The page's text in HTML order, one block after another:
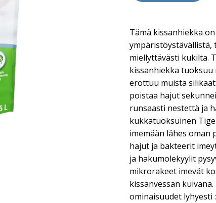
Tämä kissanhiekka
ympäristöystävällistä,
miellyttävästi kukilta.
kissanhiekka
erottuu muista
poistaa hajut
runsaasti nestettä ja
kukkatuoksuinen
imemään lähes oman
hajut ja bakteerit
ja hakumolekyylit
mikrorakeet imevät
kissanvessan
ominaisuudet lyhyesti